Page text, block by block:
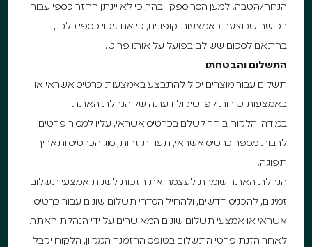
הנחה/הטבה. למען הסר ספק יובהר, כי לא יינתן החזר כספי עבור
רכישה שבוצעה באמצעות קופונים, כי אם זיכוי כספי בלבד,
בהתאם לסכום ששולם בפועל על אותו פריט.
התשלום והבטחתו
תשלום עבור מוצרים יכול להתבצע באמצעות כרטיס אשראי או
באמצעות שירות לפי שיקול דעתה של הנהלת האתר.
במידה והלקוח בוחר לשלם בכרטיס אשראי, עליו למסור פרטים
לרבות מספר כרטיס אשראי, תעודת זהות, סוג הכרטיס ותאריך
תפוגה.
הנהלת האתר שומרת לעצמה את הזכות לשנות אמצעי תשלום
זמינים, להכניס חדשים, ולהחיל הסדרי תשלום שונים עבור כרטיסי
אשראי או אמצעי תשלום שונים המאושרים על ידי הנהלת האתר.
לאחר הזנת פרטי התשלום בטופס ההזמנה המקוון, הלקוח יקבל